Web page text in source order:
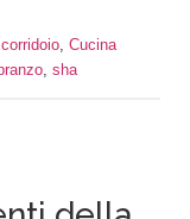
corridoio, Cucina
, sha